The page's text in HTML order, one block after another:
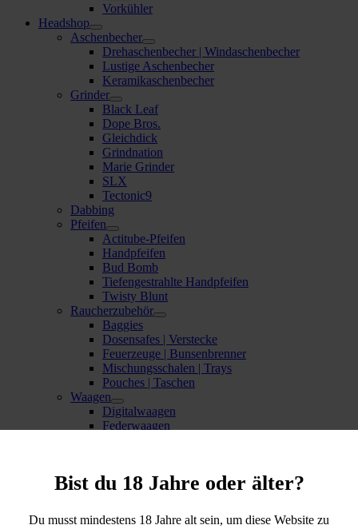
Bist du 18 Jahre oder älter?
Du musst mindestens 18 Jahre alt sein, um diese Website zu
Vorkühler
Headshop
Aschenbecher
Drehaschenbecher | Windaschenbecher
Lustige Aschenbecher
Keramikaschenbecher
Grinder
Black Leaf
Dope Bros.
Gleichdick
Grindnation
Marie Grinder
SLX
Tectonic9
Dabbing
Pfeifen
Actitube-Pfeifen
Handpfeifen
Bud Bomb
Tiefengestrahlte Handpfeifen
Twisty Blunt
Raucherzubehör
Baggies
Dosensafes | Verstecke
Feuerzeuge | Bunsenbrenner
Mischungsschalen | Trays
Pouches | Taschen
Waagen
Digitalwaagen
Federwaagen
Zigarettenroller | Stopfgeräte
LED Beleuchtung